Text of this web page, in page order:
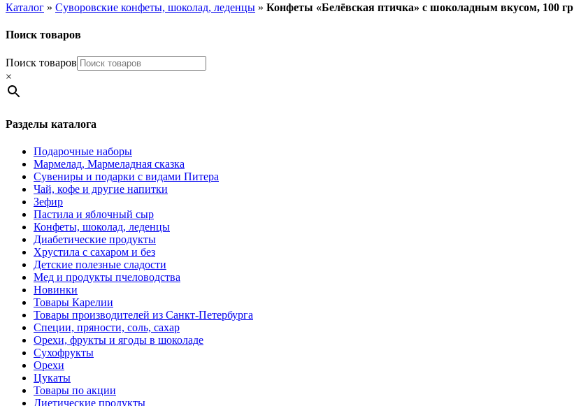
Каталог » Суворовские конфеты, шоколад, леденцы » Конфеты «Белёвская птичка» с шоколадным вкусом, 100 гр
Поиск товаров
Поиск товаров
×
Разделы каталога
Подарочные наборы
Мармелад, Мармеладная сказка
Сувениры и подарки с видами Питера
Чай, кофе и другие напитки
Зефир
Пастила и яблочный сыр
Конфеты, шоколад, леденцы
Диабетические продукты
Хрустила с сахаром и без
Детские полезные сладости
Мед и продукты пчеловодства
Новинки
Товары Карелии
Товары производителей из Санкт-Петербурга
Специи, пряности, соль, сахар
Орехи, фрукты и ягоды в шоколаде
Сухофрукты
Орехи
Цукаты
Товары по акции
Диетические продукты